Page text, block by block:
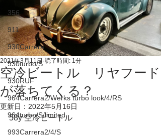
356
911
930Carrera
930turbo/S
930RUF
964Carrera2/Werks turbo look/4/RS
964turbo/S/limited
993Carrera2/4/S
空冷ビートル リヤフード
が落ちてくる？
2021年3月11日 読了時間: 1分
更新日： 2022年5月16日
58y 空冷ビートル